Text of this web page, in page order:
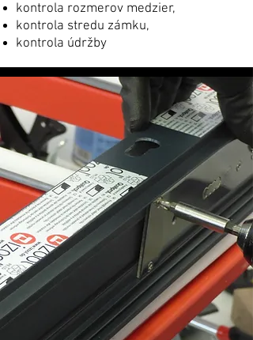
kontrola rozmerov medzier,
kontrola stredu zámku,
kontrola údržby